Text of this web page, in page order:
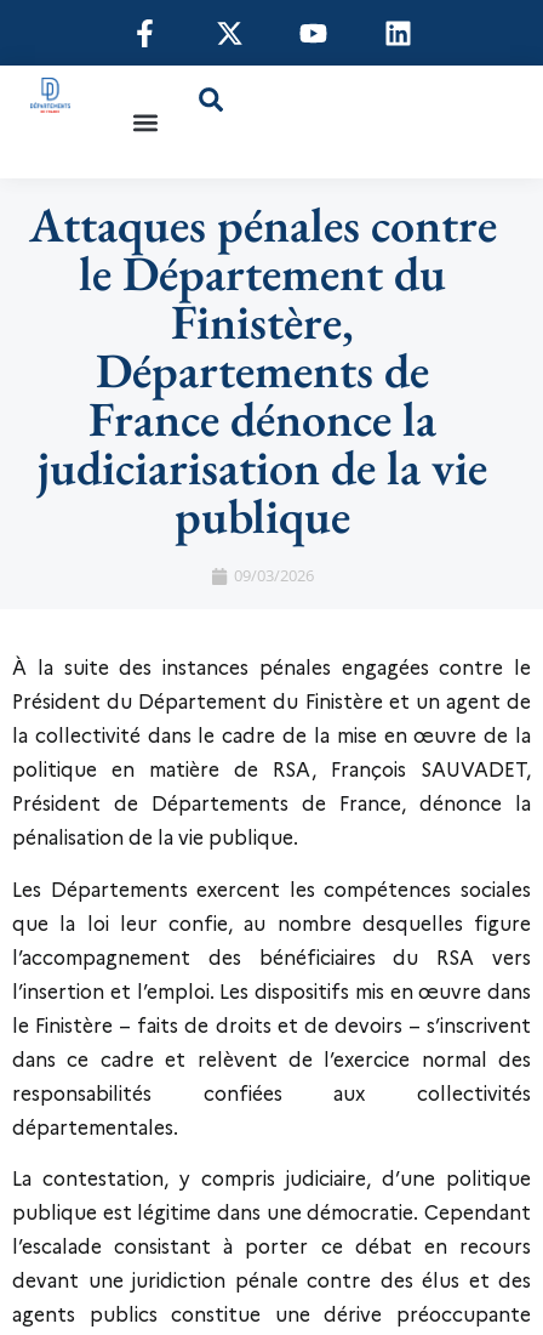
Attaques pénales contre
le Département du
Finistère,
Départements de
France dénonce la
judiciarisation de la vie
publique
09/03/2026
À la suite des instances pénales engagées contre le
Président du Département du Finistère et un agent de
la collectivité dans le cadre de la mise en œuvre de la
politique en matière de RSA, François SAUVADET,
Président de Départements de France, dénonce la
pénalisation de la vie publique.
Les Départements exercent les compétences sociales
que la loi leur confie, au nombre desquelles figure
l’accompagnement des bénéficiaires du RSA vers
l’insertion et l’emploi. Les dispositifs mis en œuvre dans
le Finistère – faits de droits et de devoirs – s’inscrivent
dans ce cadre et relèvent de l’exercice normal des
responsabilités confiées aux collectivités
départementales.
La contestation, y compris judiciaire, d’une politique
publique est légitime dans une démocratie. Cependant
l’escalade consistant à porter ce débat en recours
devant une juridiction pénale contre des élus et des
agents publics constitue une dérive préoccupante